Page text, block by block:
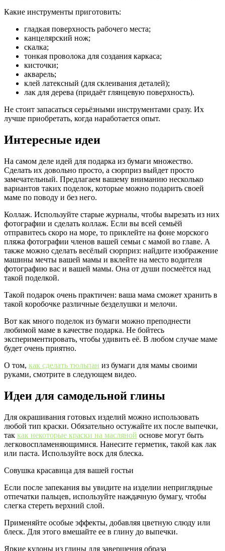
Какие инструменты приготовить:
гладкая поверхность рабочего места;
канцелярский нож;
скалка;
тонкая проволока для создания каркаса;
кисточки;
акварель;
клей латексный (для склеивания деталей);
лак для дерева (придаёт глянцевую поверхность).
Не стоит запасаться серьёзными инструментами сразу. Их
лучше приобретать, когда наработается опыт.
Интересные идеи
На самом деле идей для подарка из бумаги множество.
Сделать их довольно просто, а сюрприз выйдет просто
замечательный. Предлагаем вашему вниманию несколько
вариантов таких поделок, которые можно подарить своей
маме по поводу и без него.
Коллаж. Используйте старые журналы, чтобы вырезать из них
фотографии и сделать коллаж. Если вы всей семьёй
отправитесь скоро на море, то приклейте на фоне морского
пляжа фотографии членов вашей семьи с мамой во главе. А
также можно сделать весёлый сюрприз: найдите изображение
машины мечты вашей мамы и вклейте на место водителя
фотографию вас и вашей мамы. Она от души посмеётся над
такой поделкой.
Такой подарок очень практичен: ваша мама сможет хранить в
такой коробочке различные безделушки и мелочи.
Вот как много поделок из бумаги можно преподнести
любимой маме в качестве подарка. Не бойтесь
экспериментировать, чтобы удивить её. В любом случае маме
будет очень приятно.
О том, как сделать тюльпан из бумаги для мамы своими
руками, смотрите в следующем видео.
Идеи для самодельной глины
Для окрашивания готовых изделий можно использовать
любой тип краски. Обязательно остужайте их после выпечки,
так как некоторые краски на масляной основе могут быть
легковоспламеняющимися. Нанесите герметик, такой как лак
или паста. Используйте воск для блеска.
Совушка красавица для вашей гостьи
Если после запекания вы увидите на изделии неприглядные
отпечатки пальцев, используйте наждачную бумагу, чтобы
слегка стереть верхний слой.
Применяйте особые эффекты, добавляя цветную слюду или
блеск. Для этого вмешайте ее в глину до выпечки.
Яркие кулоны из глины для завершения образа